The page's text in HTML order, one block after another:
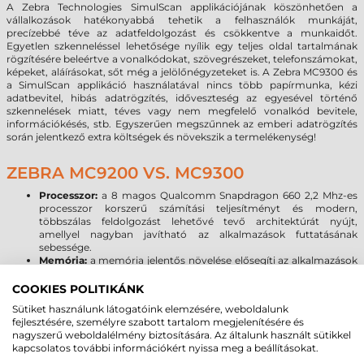
A Zebra Technologies SimulScan applikációjának köszönhetően a
vállalkozások hatékonyabbá tehetik a felhasználók munkáját,
precízebbé téve az adatfeldolgozást és csökkentve a munkaidőt.
Egyetlen szkenneléssel lehetősége nyílik egy teljes oldal tartalmának
rögzítésére beleértve a vonalkódokat, szövegrészeket, telefonszámokat,
képeket, aláírásokat, sőt még a jelölőnégyzeteket is. A Zebra MC9300 és
a SimulScan applikáció használatával nincs több papírmunka, kézi
adatbevitel, hibás adatrögzítés, időveszteség az egyesével történő
szkennelések miatt, téves vagy nem megfelelő vonalkód bevitele,
információkésés, stb. Egyszerűen megszűnnek az emberi adatrögzítés
során jelentkező extra költségek és növekszik a termelékenység!
ZEBRA MC9200 VS. MC9300
Processzor: a 8 magos Qualcomm Snapdragon 660 2,2 Mhz-es
processzor korszerű számítási teljesítményt és modern,
többszálas feldolgozást lehetővé tevő architektúrát nyújt,
amellyel nagyban javítható az alkalmazások futtatásának
sebessége.
Memória: a memória jelentős növelése elősegíti az alkalmazások
adatoknak, programoknak. Az MC9200-hoz képest
emelkedett a háttértárként szolgáló flash memória mérete, ami
Micro SD kártyával 128 GB-tal bővíthető.
Kijelző:A Zebra MC9300 az MC9200 3,7” képátlójú rezisztív VGA
kijelzőjéhez képest nagyobb méretű és felbontású, kapacitív 4,3”
COOKIES POLITIKÁNK
Sütiket használunk látogatóink elemzésére, weboldalunk
fejlesztésére, személyre szabott tartalom megjelenítésére és
nagyszerű weboldalélmény biztosítására. Az általunk használt sütikkel
kapcsolatos további információkért nyissa meg a beállításokat.